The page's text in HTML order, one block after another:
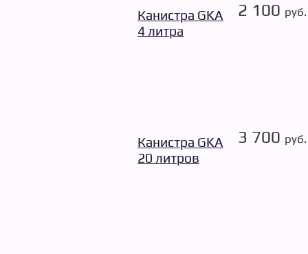
Канистра GKA
4 литра
2 100 руб.
Канистра GKA
20 литров
3 700 руб.